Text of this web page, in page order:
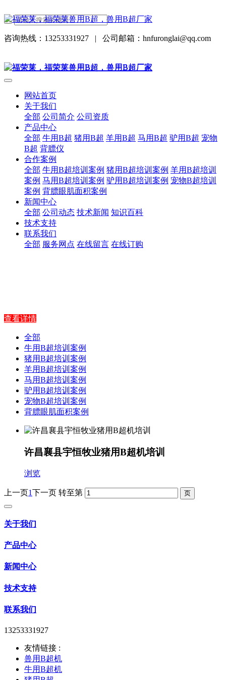
咨询热线：13253331927 | 公司邮箱：hnfuronglai@qq.com
网站首页
关于我们
全部 公司简介 公司资质
产品中心
全部 牛用B超 猪用B超 羊用B超 马用B超 驴用B超 宠物
B超 背膘仪
合作案例
全部 牛用B超培训案例 猪用B超培训案例 羊用B超培训
案例 马用B超培训案例 驴用B超培训案例 宠物B超培训
案例 背膘眼肌面积案例
新闻中心
全部 公司动态 技术新闻 知识百科
技术支持
联系我们
全部 服务网点 在线留言 在线订购
查看详情
全部
牛用B超培训案例
猪用B超培训案例
羊用B超培训案例
马用B超培训案例
驴用B超培训案例
宠物B超培训案例
背膘眼肌面积案例
许昌襄县宇恒牧业猪用B超机培训
浏览
上一页1下一页 转至第
关于我们
产品中心
新闻中心
技术支持
联系我们
13253331927
友情链接 :
兽用B超机
牛用B超机